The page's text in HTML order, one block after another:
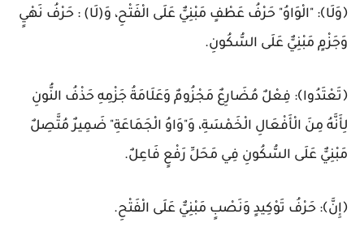
﴿وَلَا﴾: "الْوَاوُ" حَرْفُ عَطْفٍ مَبْنِيٌّ عَلَى الْفَتْحِ، وَ(لَا) : حَرْفُ نَهْيٍ
وَجَزْمٍ مَبْنِيٌّ عَلَى السُّكُونِ.
﴿تَعْتَدُوا﴾: فِعْلٌ مُضَارِعٌ مَجْزُومٌ وَعَلَامَةُ جَزْمِهِ حَذْفُ النُّونِ
لِأَنَّهُ مِنَ الْأَفْعَالِ الْخَمْسَةِ، وَ"وَاوُ الْجَمَاعَةِ" ضَمِيرٌ مُتَّصِلٌ
مَبْنِيٌّ عَلَى السُّكُونِ فِي مَحَلِّ رَفْعٍ فَاعِلٌ.
﴿إِنَّ﴾: حَرْفُ تَوْكِيدٍ وَنَصْبٍ مَبْنِيٌّ عَلَى الْفَتْحِ.